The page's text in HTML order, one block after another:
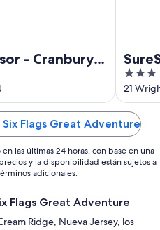
- Cranbury
3
out
of
21
Flags Great Adventure
las últimas 24 horas, con base en una
y la disponibilidad están sujetos a
adicionales.
Flags Great Adventure
Ridge, Nueva Jersey, los